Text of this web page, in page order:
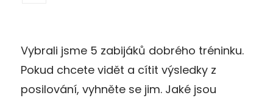
Vybrali jsme 5 zabijáků dobrého tréninku.
Pokud chcete vidět a cítit výsledky z
posilování, vyhněte se jim. Jaké jsou